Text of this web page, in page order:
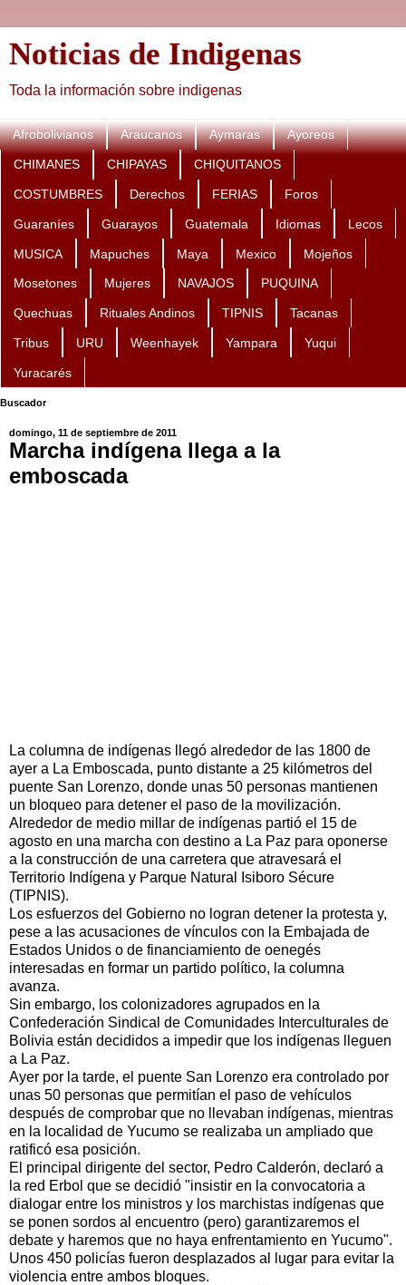
Noticias de Indigenas
Toda la información sobre indigenas
Afrobolivianos Araucanos Aymaras Ayoreos
CHIMANES CHIPAYAS CHIQUITANOS
COSTUMBRES Derechos FERIAS Foros
Guaraníes Guarayos Guatemala Idiomas Lecos
MUSICA Mapuches Maya Mexico Mojeños
Mosetones Mujeres NAVAJOS PUQUINA
Quechuas Rituales Andinos TIPNIS Tacanas
Tribus URU Weenhayek Yampara Yuqui
Yuracarés
Buscador
domingo, 11 de septiembre de 2011
Marcha indígena llega a la
emboscada
La columna de indígenas llegó alrededor de las 1800 de
ayer a La Emboscada, punto distante a 25 kilómetros del
puente San Lorenzo, donde unas 50 personas mantienen
un bloqueo para detener el paso de la movilización.
Alrededor de medio millar de indígenas partió el 15 de
agosto en una marcha con destino a La Paz para oponerse
a la construcción de una carretera que atravesará el
Territorio Indígena y Parque Natural Isiboro Sécure
(TIPNIS).
Los esfuerzos del Gobierno no logran detener la protesta y,
pese a las acusaciones de vínculos con la Embajada de
Estados Unidos o de financiamiento de oenegés
interesadas en formar un partido político, la columna
avanza.
Sin embargo, los colonizadores agrupados en la
Confederación Sindical de Comunidades Interculturales de
Bolivia están decididos a impedir que los indígenas lleguen
a La Paz.
Ayer por la tarde, el puente San Lorenzo era controlado por
unas 50 personas que permitían el paso de vehículos
después de comprobar que no llevaban indígenas, mientras
en la localidad de Yucumo se realizaba un ampliado que
ratificó esa posición.
El principal dirigente del sector, Pedro Calderón, declaró a
la red Erbol que se decidió "insistir en la convocatoria a
dialogar entre los ministros y los marchistas indígenas que
se ponen sordos al encuentro (pero) garantizaremos el
debate y haremos que no haya enfrentamiento en Yucumo".
Unos 450 policías fueron desplazados al lugar para evitar la
violencia entre ambos bloques.